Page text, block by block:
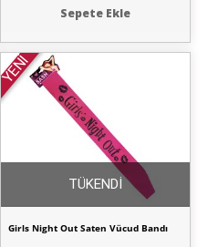
Sepete Ekle
YENİ
Girls Night Out Saten Vücud Bandı
TÜKENDİ